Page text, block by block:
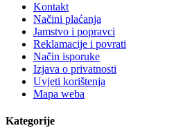
Kontakt
Načini plaćanja
Jamstvo i popravci
Reklamacije i povrati
Način isporuke
Izjava o privatnosti
Uvjeti korištenja
Mapa weba
Kategorije